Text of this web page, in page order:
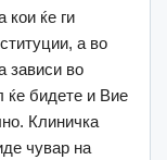
кои ќе ги
а во
зависи во
ќе бидете и Вие
Клиничка
чувар на